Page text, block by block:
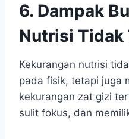
6. Dampak
Nutrisi Tidak
Kekurangan nutrisi
pada fisik, tetapi juga
kekurangan zat gizi
sulit fokus, dan